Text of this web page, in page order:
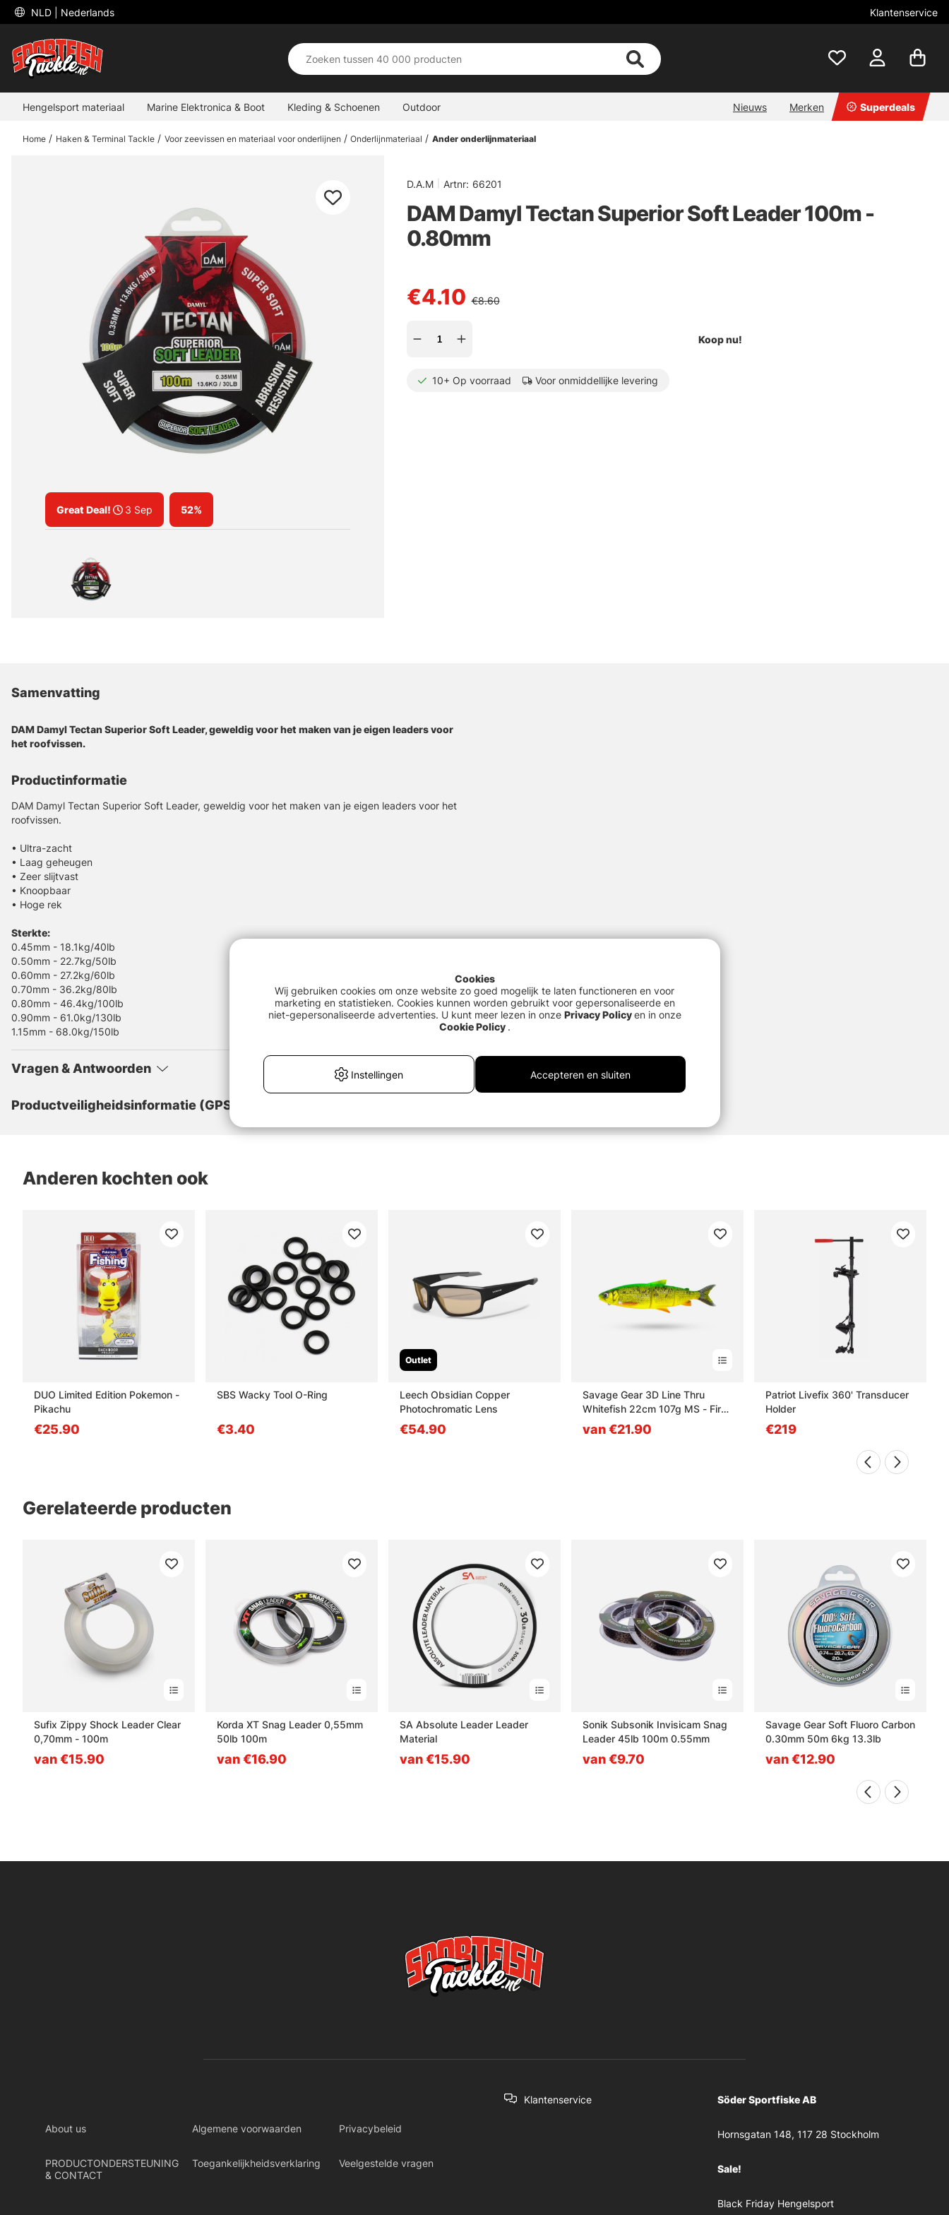
NLD | Nederlands Klantenservice
Hengelsport materiaal Marine Elektronica & Boot Kleding & Schoenen Outdoor Nieuws Merken Superdeals
Home Haken & Terminal Tackle Voor zeevissen en materiaal voor onderlijnen Onderlijnmateriaal Ander onderlijnmateriaal
Great Deal! 3 Sep 52%
D.A.M Artnr: 66201
DAM Damyl Tectan Superior Soft Leader 100m -
0.80mm
€8.60
€4.10
Koop nu!
10+ Op voorraad Voor onmiddellijke levering
Samenvatting
DAM Damyl Tectan Superior Soft Leader, geweldig voor het maken van je eigen leaders voor
het roofvissen.
Productinformatie
DAM Damyl Tectan Superior Soft Leader, geweldig voor het maken van je eigen leaders voor het
roofvissen.
• Ultra-zacht
• Laag geheugen
• Zeer slijtvast
• Knoopbaar
• Hoge rek
Sterkte:
0.45mm - 18.1kg/40lb
0.50mm - 22.7kg/50lb
0.60mm - 27.2kg/60lb
0.70mm - 36.2kg/80lb
0.80mm - 46.4kg/100lb
0.90mm - 61.0kg/130lb
1.15mm - 68.0kg/150lb
Vragen & Antwoorden
Productveiligheidsinformatie (GPSR)
Anderen kochten ook
DUO Limited Edition Pokemon -
Pikachu
€25.90
SBS Wacky Tool O-Ring
€3.40
Outlet
Leech Obsidian Copper
Photochromatic Lens
€54.90
Savage Gear 3D Line Thru
Whitefish 22cm 107g MS - Fire
Whitefish
van €21.90
Patriot Livefix 360' Transducer
Holder
€219
Gerelateerde producten
Sufix Zippy Shock Leader Clear
0,70mm - 100m
van €15.90
Korda XT Snag Leader 0,55mm
50lb 100m
van €16.90
SA Absolute Leader Leader
Material
van €15.90
Sonik Subsonik Invisicam Snag
Leader 45lb 100m 0.55mm
van €9.70
Savage Gear Soft Fluoro Carbon
0.30mm 50m 6kg 13.3lb
van €12.90
About us Algemene voorwaarden Privacybeleid
PRODUCTONDERSTEUNING
& CONTACT
Toegankelijkheidsverklaring Veelgestelde vragen
Klantenservice Söder Sportfiske AB
Hornsgatan 148, 117 28 Stockholm
Sale!
Black Friday Hengelsport
Cookies
Wij gebruiken cookies om onze website zo goed mogelijk te laten functioneren en voor
marketing en statistieken. Cookies kunnen worden gebruikt voor gepersonaliseerde en
niet-gepersonaliseerde advertenties. U kunt meer lezen in onze Privacy Policy en in onze
Cookie Policy .
Instellingen Accepteren en sluiten